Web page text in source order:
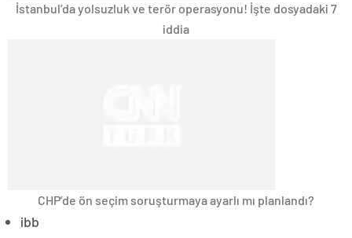
İstanbul’da yolsuzluk ve terör operasyonu! İşte dosyadaki 7
iddia
CHP’de ön seçim soruşturmaya ayarlı mı planlandı?
ibb